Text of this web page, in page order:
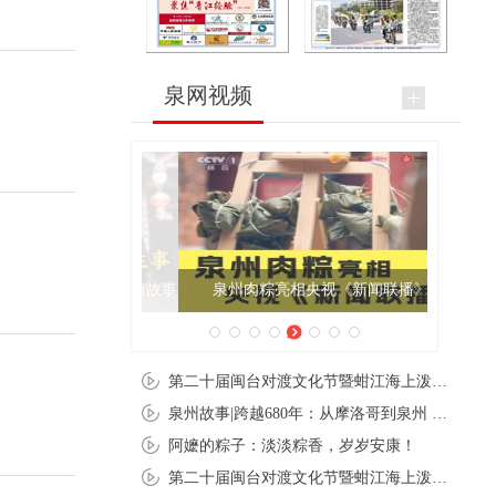
泉网视频
泉州肉粽亮相央视《新闻联播》
阿嬷的粽子：淡淡粽香，岁岁安康！